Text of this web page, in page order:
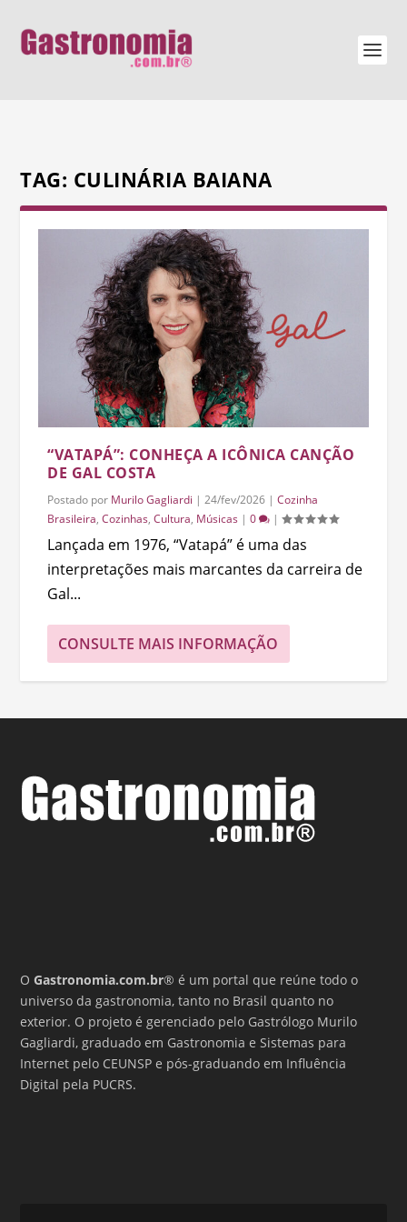
TAG: CULINÁRIA BAIANA
“VATAPÁ”: CONHEÇA A ICÔNICA CANÇÃO
DE GAL COSTA
Postado por Murilo Gagliardi |24/fev/2026 |Cozinha
Brasileira,Cozinhas,Cultura, Músicas |0 |
Lançada em 1976, “Vatapá” é uma das
interpretações mais marcantes da carreira de
Gal...
CONSULTE MAIS INFORMAÇÃO
OGastronomia.com.br® é um portal que reúne todo o
universo da gastronomia, tanto no Brasil quanto no
exterior. O projeto é gerenciado pelo Gastrólogo Murilo
Gagliardi, graduado em Gastronomia e Sistemas para
Internet pelo CEUNSP e pós-graduando em Influência
Digital pela PUCRS.